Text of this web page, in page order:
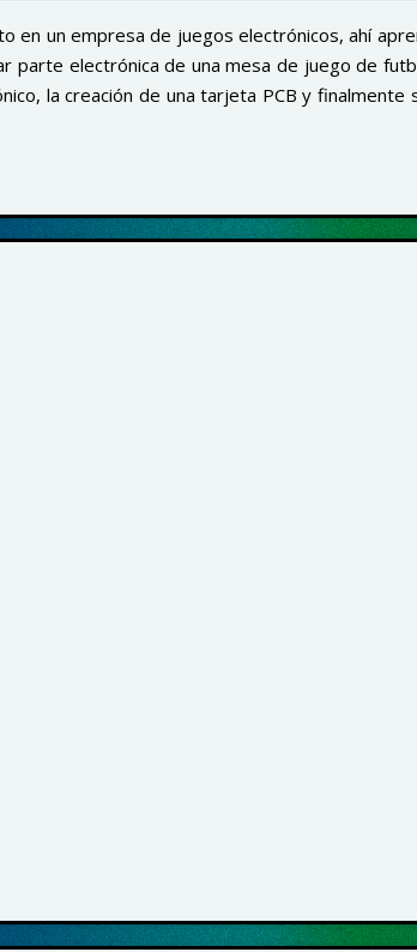
un empresa de juegos electrónicos, ahí
electrónica de una mesa de juego de
la creación de una tarjeta PCB y